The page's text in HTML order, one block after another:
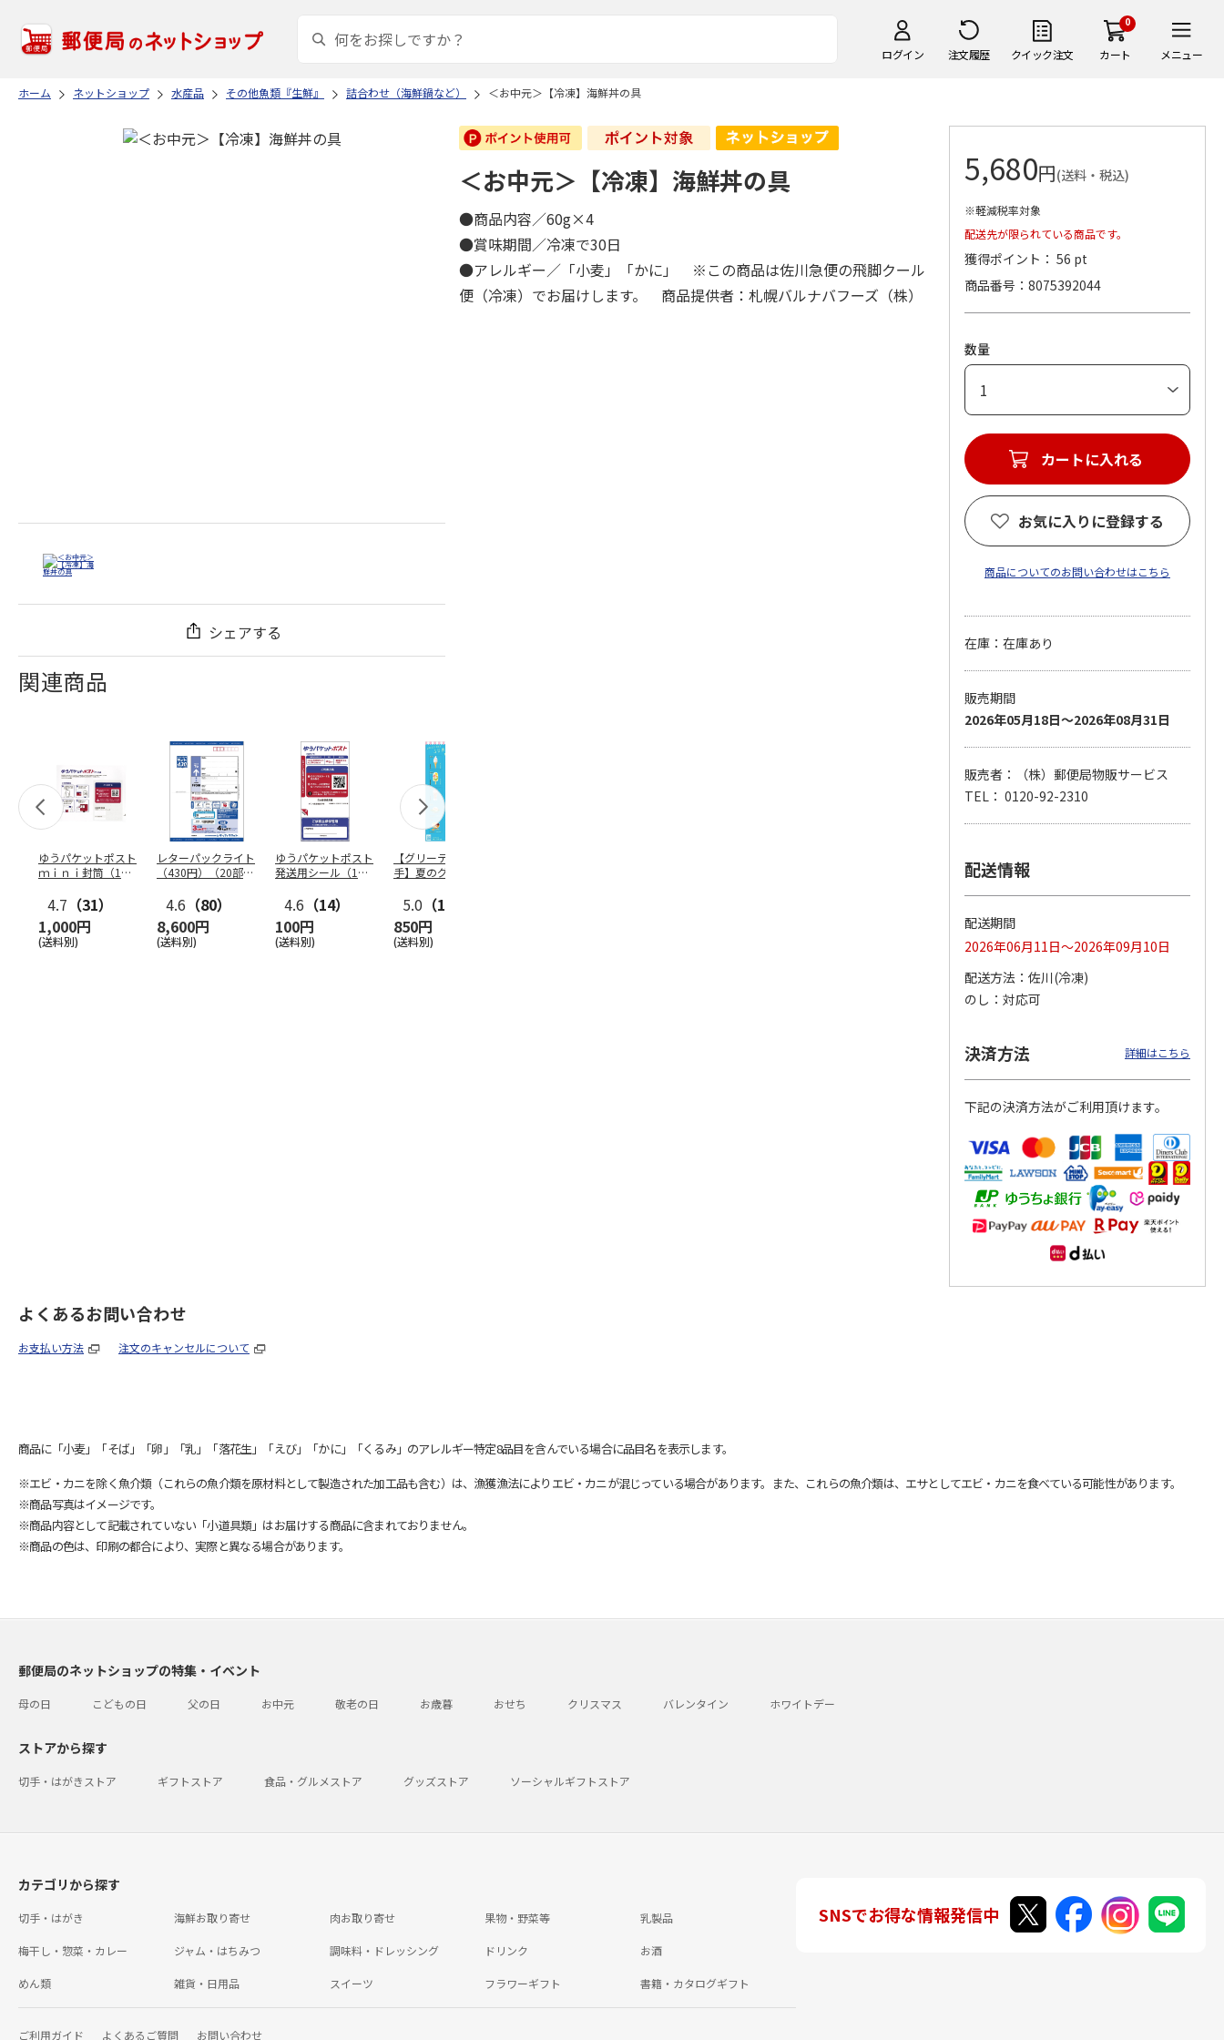
ログイン 注文履歴 クイック注文
0
カート メニュー
ホーム ネットショップ 水産品 その他魚類『生鮮』 詰合わせ（海鮮鍋など） ＜お中元＞【冷凍】海鮮丼の具
シェアする
関連商品
ゆうパケットポスト
ｍｉｎｉ封筒（1個
4.7 （31）
1,000円
(送料別)
レターパックライト
（430円）（20部セ
4.6 （80）
8,600円
(送料別)
ゆうパケットポスト
発送用シール（1個
4.6 （14）
100円
(送料別)
【グリーティング切
手】夏のグリーティ
5.0 （10）
850円
(送料別)
手】グリーティング
円…
5,500円
(送料別) (送料別)
＜お中元＞【冷凍】海鮮丼の具
●商品内容／60g×4
●賞味期間／冷凍で30日
●アレルギー／「小麦」「かに」 ※この商品は佐川急便の飛脚クール
便（冷凍）でお届けします。 商品提供者：札幌バルナバフーズ（株）
5,680円(送料・税込)
※軽減税率対象
配送先が限られている商品です。
獲得ポイント： 56 pt
商品番号
8075392044
数量
カートに入れる
お気に入りに登録する
商品についてのお問い合わせはこちら
在庫：在庫あり
販売期間
2026年05月18日～2026年08月31日
販売者：（株）郵便局物販サービス
TEL： 0120-92-2310
配送情報
配送期間
2026年06月11日～2026年09月10日
配送方法
佐川(冷凍)
のし
対応可
決済方法 詳細はこちら
下記の決済方法がご利用頂けます。
よくあるお問い合わせ
お支払い方法 注文のキャンセルについて
商品に「小麦」「そば」「卵」「乳」「落花生」「えび」「かに」「くるみ」のアレルギー特定8品目を含んでいる場合に品目名を表示します。
※エビ・カニを除く魚介類（これらの魚介類を原材料として製造された加工品も含む）は、漁獲漁法によりエビ・カニが混じっている場合があります。また、これらの魚介類は、エサとしてエビ・カニを食べている可能性があります。
※商品写真はイメージです。
※商品内容として記載されていない「小道具類」はお届けする商品に含まれておりません。
※商品の色は、印刷の都合により、実際と異なる場合があります。
郵便局のネットショップの特集・イベント
母の日 こどもの日 父の日 お中元 敬老の日 お歳暮 おせち クリスマス バレンタイン ホワイトデー
ストアから探す
切手・はがきストア ギフトストア 食品・グルメストア グッズストア ソーシャルギフトストア
カテゴリから探す
切手・はがき 海鮮お取り寄せ 肉お取り寄せ 果物・野菜等 乳製品
梅干し・惣菜・カレー ジャム・はちみつ 調味料・ドレッシング ドリンク お酒
めん類 雑貨・日用品 スイーツ フラワーギフト 書籍・カタログギフト
ご利用ガイド よくあるご質問 お問い合わせ
SNSでお得な情報発信中